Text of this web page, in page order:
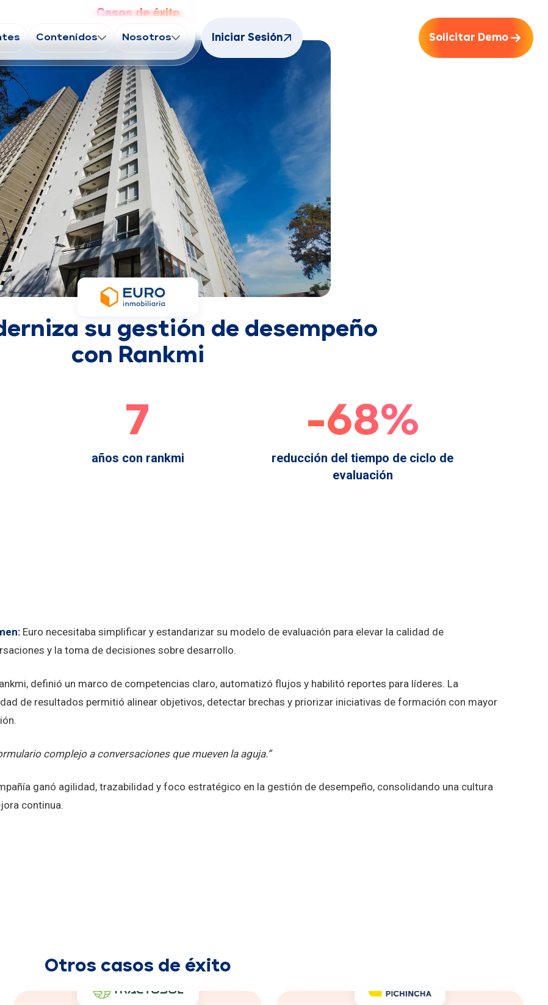
Contenidos Nosotros Iniciar Sesión Solicitar Demo
Casos de éxito
su gestión de desempeño
con Rankmi
7
años con rankmi
-68%
reducción del tiempo de ciclo de
evaluación
y resumen del caso
Euro necesitaba simplificar y estandarizar su modelo de evaluación para elevar la calidad de
y la toma de decisiones sobre desarrollo.
definió un marco de competencias claro, automatizó flujos y habilitó reportes para líderes. La
de resultados permitió alinear objetivos, detectar brechas y priorizar iniciativas de formación con mayor
complejo a conversaciones que mueven la aguja.”
ganó agilidad, trazabilidad y foco estratégico en la gestión de desempeño, consolidando una cultura
continua.
Otros casos de éxito